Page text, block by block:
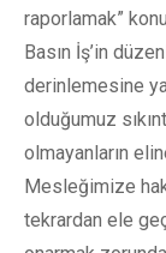
raporlamak”
Basın İş’in
derinlemesine
olduğumuz
olmayanların
Mesleğimize
tekrardan ele